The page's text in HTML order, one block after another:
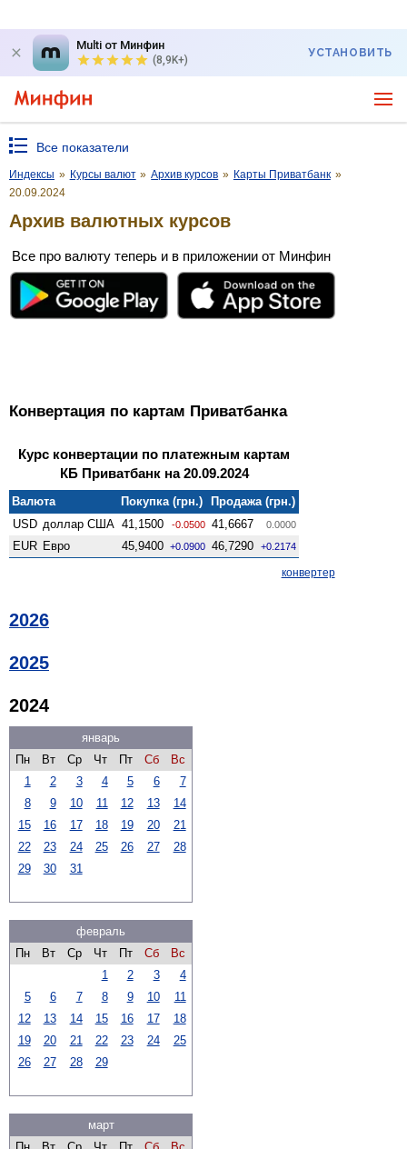
Multi от Минфин
(8,9K+)
УСТАНОВИТЬ
Все показатели
Индексы » Курсы валют » Архив курсов » Карты Приватбанк »
20.09.2024
Архив валютных курсов
Все про валюту теперь и в приложении от Минфин
Конвертация по картам Приватбанка
Курс конвертации по платежным картам
КБ Приватбанк на 20.09.2024
Валюта Покупка (грн.)
Продажа (грн.)
USD доллар США 41,1500 -0.0500 41,6667 0.0000
EUR Евро 45,9400 +0.0900 46,7290 +0.2174
конвертер
2026
2025
2024
январь
Пн
Вт Ср Чт Пт Сб
Вс
1
2 3 4 5 6
7
8
9 10 11 12 13
14
15
16 17 18 19 20
21
22
23 24 25 26 27
28
29
30 31
февраль
Пн
Вт Ср Чт Пт Сб
Вс
1
2 3
4
5
6 7 8 9 10
11
12
13 14 15 16 17
18
19
20 21 22 23 24
25
26
27 28 29
март